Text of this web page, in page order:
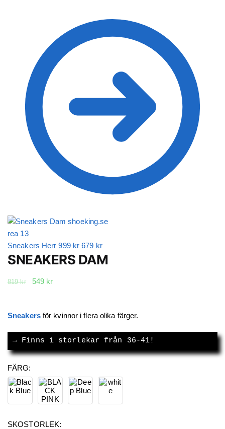
priset
489 kr.
priset
Sneakers Herr 999kr Det
ursprungliga
679 krDet
nuvarande
SNEAKERS DAM
819kr
Det
var:
549 krDet
är:
Sneakersför kvinnor i flera olika färger.
→ Finns i storlekar från 36-41!
FÄRG:
SKOSTORLEK: